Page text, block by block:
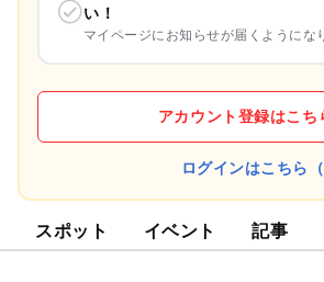
い！
マイページにお知らせが届くようにな
アカウント登録はこち
ログインはこちら
スポット イベント 記事